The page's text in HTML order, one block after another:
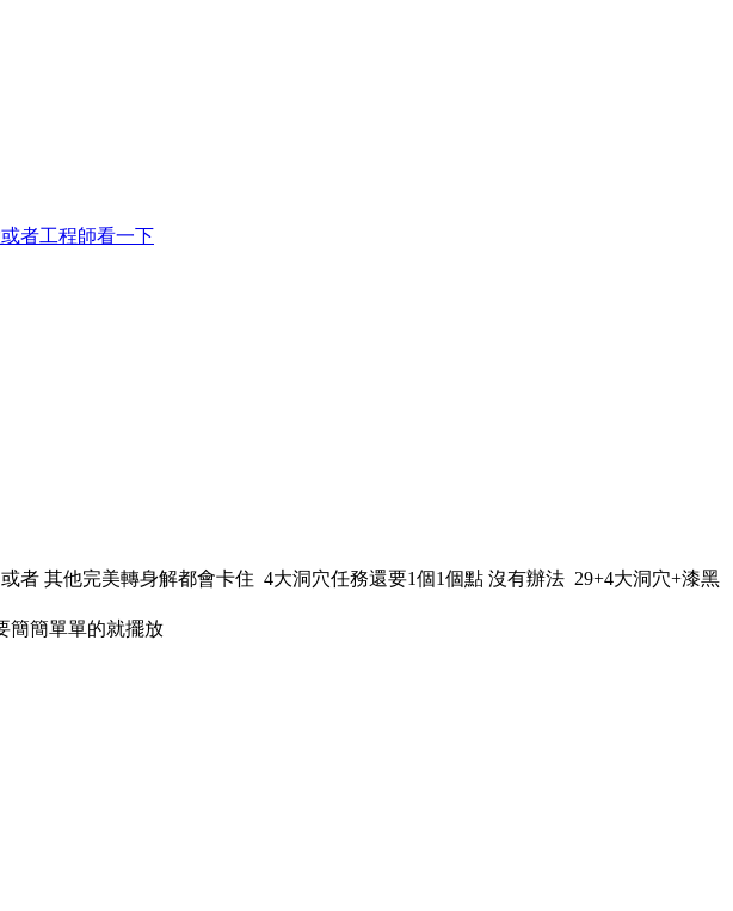
者工程師看一下
其他完美轉身解都會卡住 4大洞穴任務還要1個1個點 沒有辦法 29+4大洞穴+漆黑
簡簡單單的就擺放